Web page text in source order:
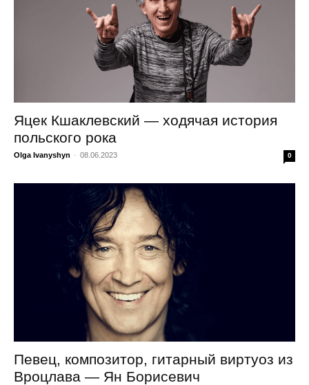
Яцек Кшаклевский — ходячая история
польского рока
Olga Ivanyshyn - 08.06.2023 0
Певец, композитор, гитарный виртуоз из
Вроцлава — Ян Борисевич